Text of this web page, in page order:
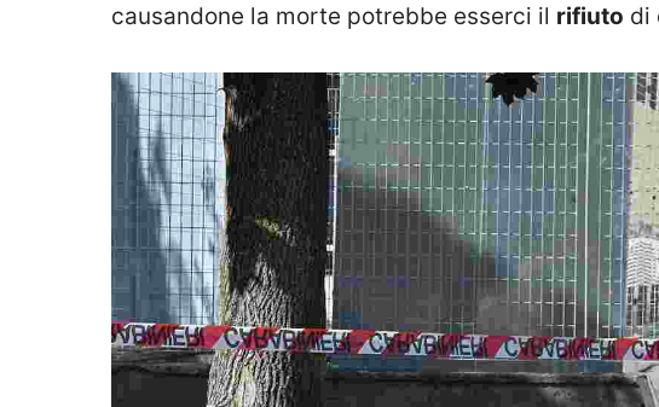
causandone la morte potrebbe esserci il rifiuto di